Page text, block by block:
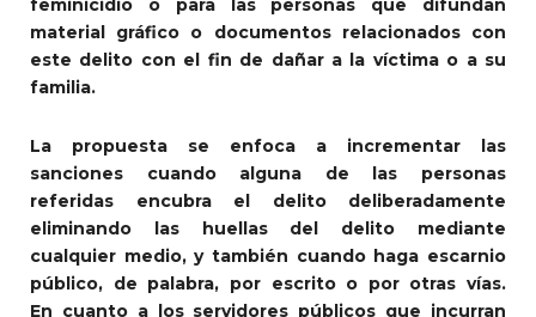
feminicidio o para las personas que difundan
material gráfico o documentos relacionados con
este delito con el fin de dañar a la víctima o a su
familia.
La propuesta se enfoca a incrementar las
sanciones cuando alguna de las personas
referidas encubra el delito deliberadamente
eliminando las huellas del delito mediante
cualquier medio, y también cuando haga escarnio
público, de palabra, por escrito o por otras vías.
En cuanto a los servidores públicos que incurran